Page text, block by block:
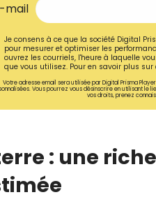
mail
Je consens à ce que la société Digital
pour mesurer et optimiser les
ouvrez les courriels, l'heure à laquelle
que vous utilisez. Pour en savoir plus
Votre adresse email sera utilisée par Digital Prisma
Vous pourrez vous désinscrire en utilisant le
vos droits, prenez
: une